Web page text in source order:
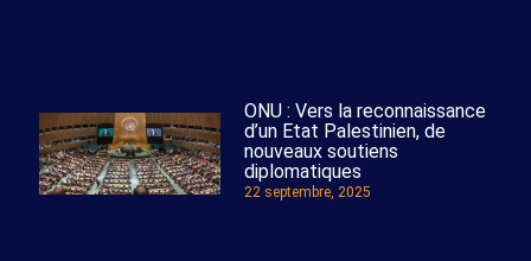
ONU : Vers la reconnaissance
d’un Etat Palestinien, de
nouveaux soutiens
diplomatiques
22 septembre, 2025